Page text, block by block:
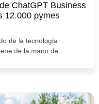
ChatGPT Business
12.000 pymes
de la tecnología
de la mano de...